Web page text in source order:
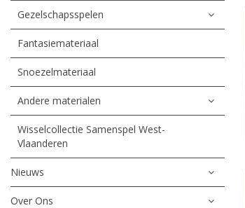
Gezelschapsspelen
Fantasiemateriaal
Snoezelmateriaal
Andere materialen
Wisselcollectie Samenspel West-
Vlaanderen
Nieuws
Over Ons